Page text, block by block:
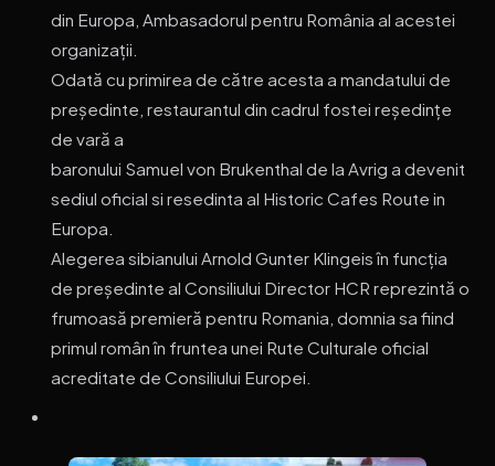
din Europa, Ambasadorul pentru România al acestei
organizații.
Odată cu primirea de către acesta a mandatului de
președinte, restaurantul din cadrul fostei reședințe
de vară a
baronului Samuel von Brukenthal de la Avrig a devenit
sediul oficial si resedinta al Historic Cafes Route in
Europa.
Alegerea sibianului Arnold Gunter Klingeis în funcția
de președinte al Consiliului Director HCR reprezintă o
frumoasă premieră pentru Romania, domnia sa fiind
primul român în fruntea unei Rute Culturale oficial
acreditate de Consiliului Europei.